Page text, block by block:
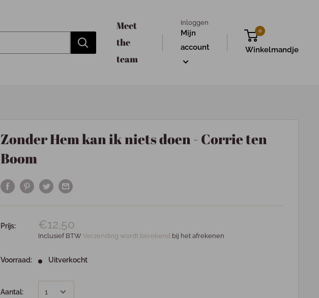
Meet
the
team
Inloggen
Mijn
account
0
Winkelmandje
Zonder Hem kan ik niets doen - Corrie ten
Boom
Prijs: €12,50
Inclusief BTW Verzending wordt berekend bij het afrekenen
Voorraad: Uitverkocht
Aantal: